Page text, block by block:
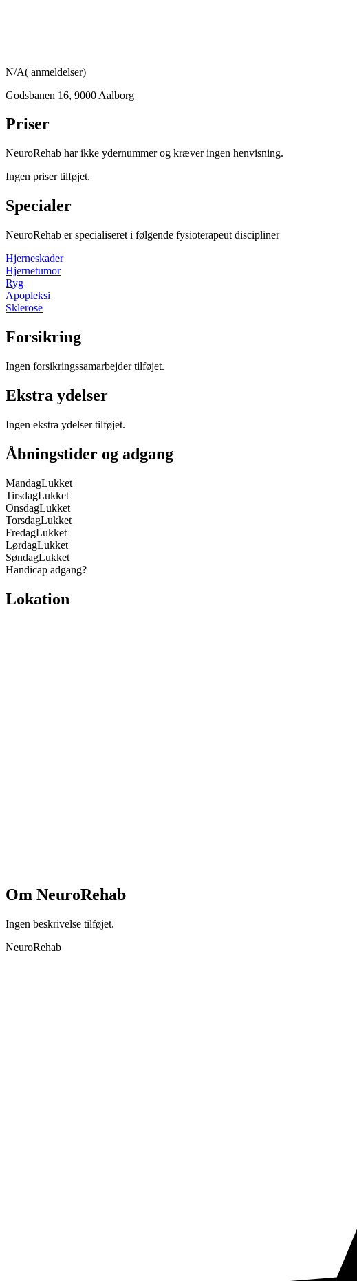
N/A( anmeldelser)
Godsbanen 16, 9000 Aalborg
Priser
NeuroRehab har ikke ydernummer og kræver ingen henvisning.
Ingen priser tilføjet.
Specialer
NeuroRehab er specialiseret i følgende fysioterapeut discipliner
Hjerneskader
Hjernetumor
Ryg
Apopleksi
Sklerose
Forsikring
Ingen forsikringssamarbejder tilføjet.
Ekstra ydelser
Ingen ekstra ydelser tilføjet.
Åbningstider og adgang
MandagLukket
TirsdagLukket
OnsdagLukket
TorsdagLukket
FredagLukket
LørdagLukket
SøndagLukket
Handicap adgang?
Lokation
Om NeuroRehab
Ingen beskrivelse tilføjet.
NeuroRehab